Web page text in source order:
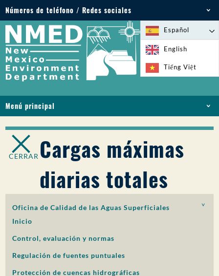
Números de teléfono / Redes sociales
Teléfono: 505-827-2855
1-800-219-6157
Emergencias medioambientales: 505-827-9329
(24 horas)
Español
English
Tiếng Việt
Menú principal
ACERCA DE
LICENCIAS Y PERMISOS
CUMPLIMIENTO Y EJECUCIÓN
PFAS EN NM
FINANCIACIÓN
SERVICIOS EN LÍNEA
BIBLIOTECA
CERRAR Cargas máximas
diarias totales
Oficina de Calidad de las Aguas Superficiales
Inicio
Control, evaluación y normas
Regulación de fuentes puntuales
Protección de cuencas hidrográficas